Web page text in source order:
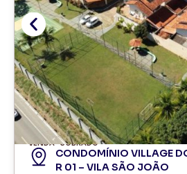
VENDA SOBRADO
CONDOMÍNIO VILLAGE
R 01 – VILA SÃO JOÃO